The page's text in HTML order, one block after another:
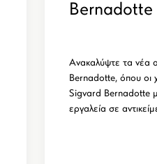
Ανακαλύψτε τα νέα
Bernadotte, όπου οι
Sigvard Bernadotte
εργαλεία σε